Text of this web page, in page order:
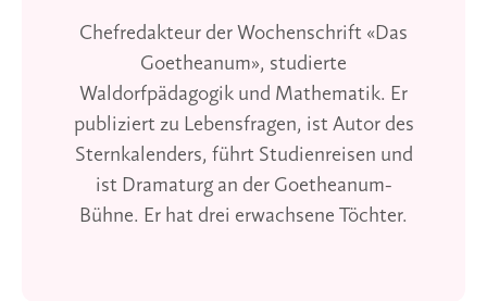
Chefredakteur der Wochenschrift «Das
Goetheanum», studierte
Waldorfpädagogik und Mathematik. Er
publiziert zu Lebensfragen, ist Autor des
Sternkalenders, führt Studienreisen und
ist Dramaturg an der Goetheanum-
Bühne. Er hat drei erwachsene Töchter.